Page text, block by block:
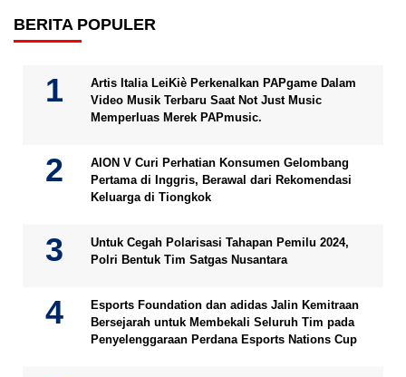
BERITA POPULER
Artis Italia LeiKiè Perkenalkan PAPgame Dalam
Video Musik Terbaru Saat Not Just Music
Memperluas Merek PAPmusic.
AION V Curi Perhatian Konsumen Gelombang
Pertama di Inggris, Berawal dari Rekomendasi
Keluarga di Tiongkok
Untuk Cegah Polarisasi Tahapan Pemilu 2024,
Polri Bentuk Tim Satgas Nusantara
Esports Foundation dan adidas Jalin Kemitraan
Bersejarah untuk Membekali Seluruh Tim pada
Penyelenggaraan Perdana Esports Nations Cup